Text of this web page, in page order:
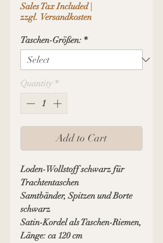
Sales Tax Included|
zzgl. Versandkosten
Taschen-Größen: *
Quantity *
Add to Cart
Loden-Wollstoff schwarz für
Trachtentaschen
Samtbänder, Spitzen und Borte
schwarz
Satin-Kordel als Taschen-Riemen,
Länge: ca 120 cm